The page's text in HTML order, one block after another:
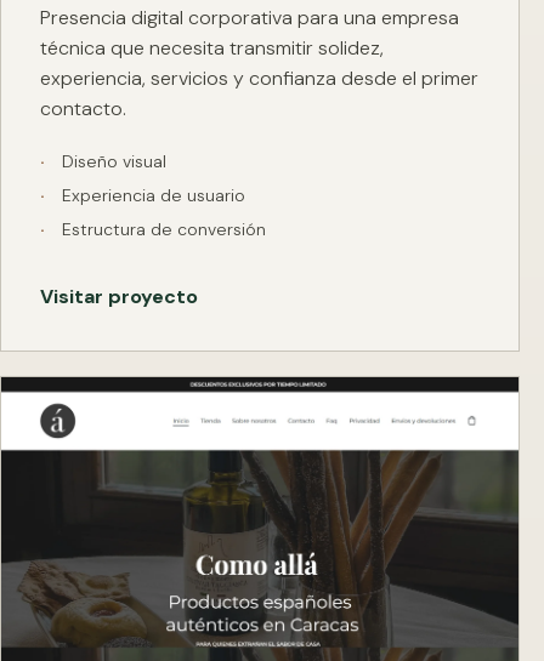
Presencia digital corporativa para una empresa
técnica que necesita transmitir solidez,
experiencia, servicios y confianza desde el primer
contacto.
Diseño visual
Experiencia de usuario
Estructura de conversión
Visitar proyecto